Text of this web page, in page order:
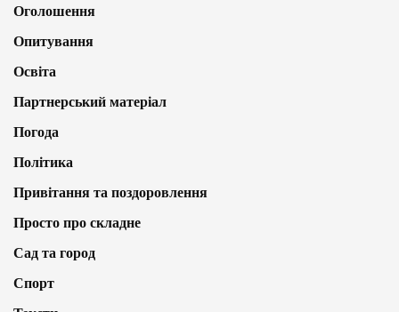
Оголошення
Опитування
Освіта
Партнерський матеріал
Погода
Політика
Привітання та поздоровлення
Просто про складне
Сад та город
Спорт